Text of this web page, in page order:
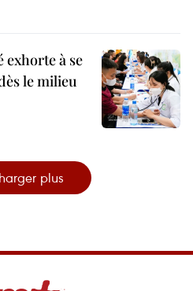
exhorte à se
le milieu
plus